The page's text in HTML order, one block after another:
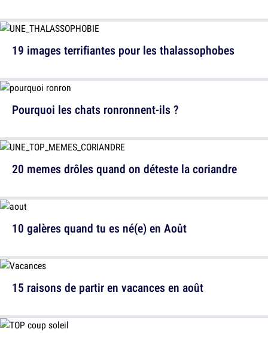
19 images terrifiantes pour les thalassophobes
20 memes drôles quand on déteste la coriandre
15 raisons de partir en vacances en août
Pourquoi les chats ronronnent-ils ?
10 galères quand tu es né(e) en Août